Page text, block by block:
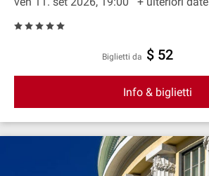
Biglietti da $ 52
Info & biglietti